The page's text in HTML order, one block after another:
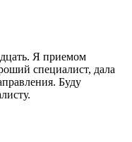
Я приемом
специалист, дала
Буду